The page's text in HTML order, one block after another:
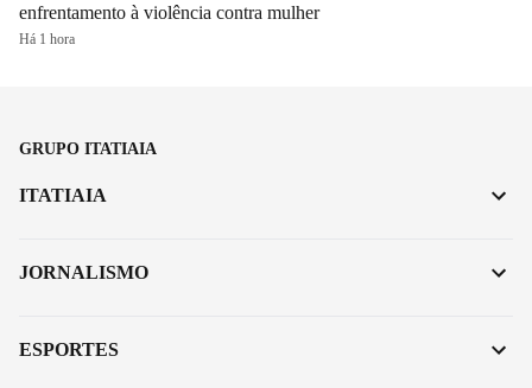
enfrentamento à violência contra mulher
Há 1 hora
GRUPO ITATIAIA
ITATIAIA
JORNALISMO
ESPORTES